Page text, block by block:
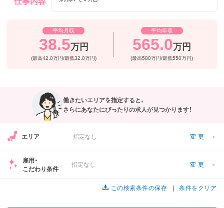
平均月収
38.5万円
(最高42.0万円/最低32.0万円)
平均年収
565.0万円
(最高580万円/最低550万円)
働きたいエリアを指定すると、
さらにあなたにぴったりの求人が見つかります！
エリア 指定なし 変更 ＞
雇用・
こだわり条件
指定なし 変更 ＞
この検索条件の保存 条件をクリア